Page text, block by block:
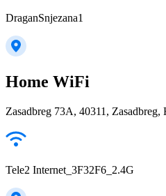
DraganSnjezana1
Home WiFi
Zasadbreg 73A, 40311, Zasadbreg,
Tele2 Internet_3F32F6_2.4G